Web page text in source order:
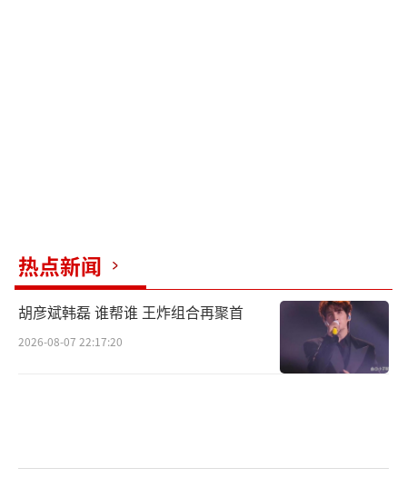
热点新闻
胡彦斌韩磊 谁帮谁 王炸组合再聚首
2026-08-07 22:17:20